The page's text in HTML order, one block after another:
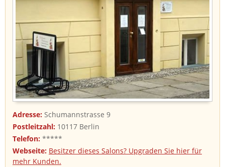
Adresse: Schumannstrasse 9
Postleitzahl: 10117 Berlin
Telefon: *****
Webseite: Besitzer dieses Salons? Upgraden Sie hier für
mehr Kunden.